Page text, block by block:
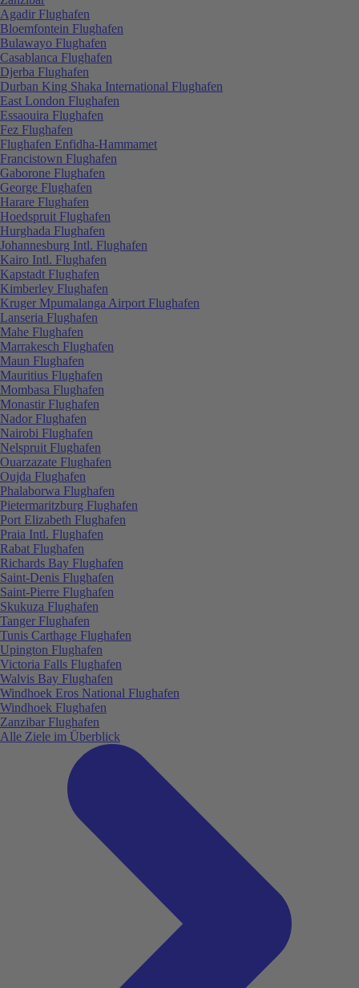
Agadir Flughafen
Bloemfontein Flughafen
Bulawayo Flughafen
Casablanca Flughafen
Djerba Flughafen
Durban King Shaka International Flughafen
East London Flughafen
Essaouira Flughafen
Fez Flughafen
Flughafen Enfidha-Hammamet
Francistown Flughafen
Gaborone Flughafen
George Flughafen
Harare Flughafen
Hoedspruit Flughafen
Hurghada Flughafen
Johannesburg Intl. Flughafen
Kairo Intl. Flughafen
Kapstadt Flughafen
Kimberley Flughafen
Kruger Mpumalanga Airport Flughafen
Lanseria Flughafen
Mahe Flughafen
Marrakesch Flughafen
Maun Flughafen
Mauritius Flughafen
Mombasa Flughafen
Monastir Flughafen
Nador Flughafen
Nairobi Flughafen
Nelspruit Flughafen
Ouarzazate Flughafen
Oujda Flughafen
Phalaborwa Flughafen
Pietermaritzburg Flughafen
Port Elizabeth Flughafen
Praia Intl. Flughafen
Rabat Flughafen
Richards Bay Flughafen
Saint-Denis Flughafen
Saint-Pierre Flughafen
Skukuza Flughafen
Tanger Flughafen
Tunis Carthage Flughafen
Upington Flughafen
Victoria Falls Flughafen
Walvis Bay Flughafen
Windhoek Eros National Flughafen
Windhoek Flughafen
Zanzibar Flughafen
Alle Ziele im Überblick